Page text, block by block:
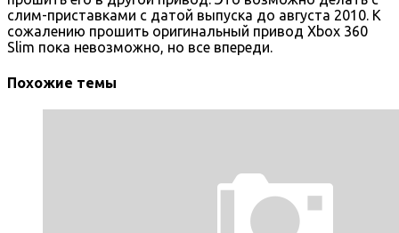
слим-приставками с датой выпуска до августа 2010. К
сожалению прошить оригинальный привод Xbox 360
Slim пока невозможно, но все впереди.
Похожие темы